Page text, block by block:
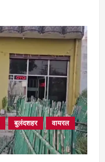
बुलंदशहर
वायरल